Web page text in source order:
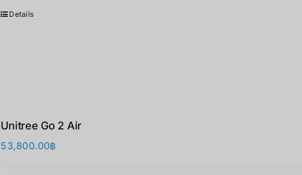
Details
Unitree Go 2 Air
53,800.00฿